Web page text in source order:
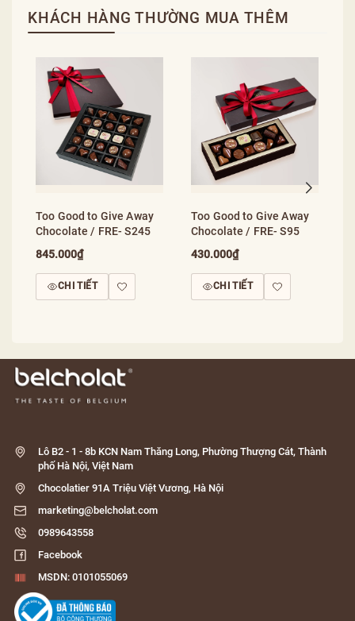
KHÁCH HÀNG THƯỜNG MUA THÊM
Too Good to Give Away
Chocolate / FRE- S245
845.000₫
CHI TIẾT
Too Good to Give Away
Chocolate / FRE- S95
430.000₫
CHI TIẾT
Lô B2 - 1 - 8b KCN Nam Thăng Long, Phường Thượng Cát, Thành
phố Hà Nội, Việt Nam
Chocolatier 91A Triệu Việt Vương, Hà Nội
marketing@belcholat.com
0989643558
Facebook
MSDN: 0101055069